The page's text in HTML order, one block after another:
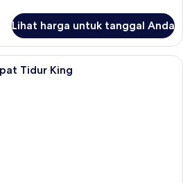
Lihat harga untuk tanggal Anda
Televisi LCD 42-inci dengan saluran
Tidur King